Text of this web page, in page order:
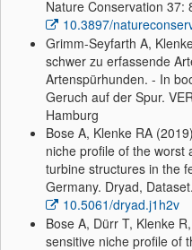
Nature Conservation 37:
10.3897/
Grimm-Seyfarth A,
schwer zu erfassende
Artenspürhunden. - In
Geruch auf der Spur.
Hamburg
Bose A, Klenke RA
niche profile of the worst
turbine structures in the
Germany. Dryad,
10.5061/dryad.j1h2v
Bose A, Dürr T, Klenke
sensitive niche profile of